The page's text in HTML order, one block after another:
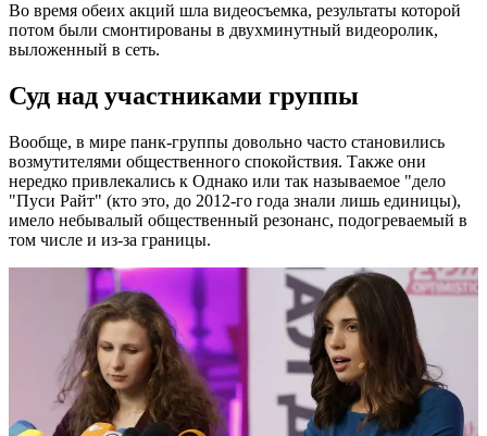
Во время обеих акций шла видеосъемка, результаты которой
потом были смонтированы в двухминутный видеоролик,
выложенный в сеть.
Суд над участниками группы
Вообще, в мире панк-группы довольно часто становились
возмутителями общественного спокойствия. Также они
нередко привлекались к Однако или так называемое "дело
"Пуси Райт" (кто это, до 2012-го года знали лишь единицы),
имело небывалый общественный резонанс, подогреваемый в
том числе и из-за границы.